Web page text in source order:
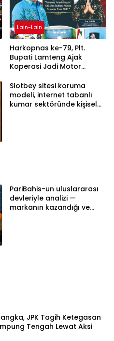
Lain-Lain
Harkopnas ke-79, Plt.
Bupati Lamteng Ajak
Koperasi Jadi Motor
Slotbey sitesi koruma
modeli, internet tabanlı
kumar sektöründe kişisel
PariBahis-un uluslararası
devleriyle analizi —
markanın kazandığı ve
JPK Tagih Ketegasan
Tengah Lewat Aksi